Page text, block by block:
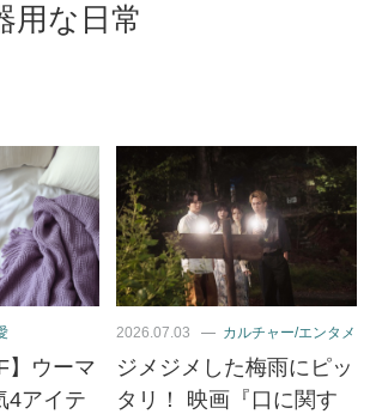
用な日常
】ウーマ
4アイテ
2026.07.03 カルチャー/エンタメ
ジメジメした梅雨にピッ
タリ！ 映画『口に関す